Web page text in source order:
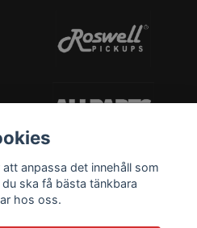
anpassa det innehåll som
ska få bästa tänkbara
hos oss.